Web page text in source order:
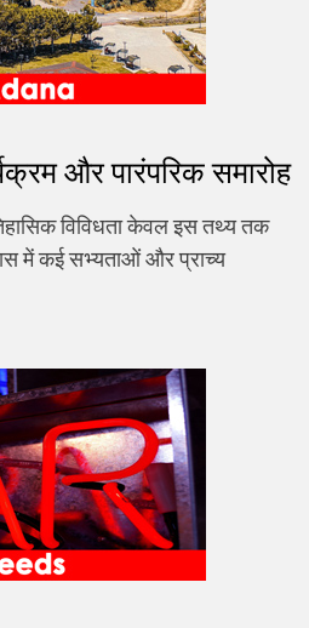
और पारंपरिक समारोह
विविधता केवल इस तथ्य तक
में कई सभ्यताओं और प्राच्य